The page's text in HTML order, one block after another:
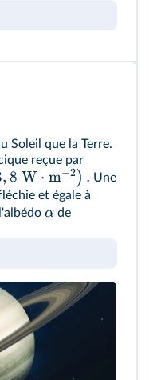
Soleil que la Terre.
reçue par
, 8 W ⋅ m−2 ) . Une
et égale à
αde